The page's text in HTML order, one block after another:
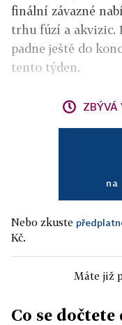
finální závazné
trhu fúzí a akvizic.
padne ještě do
tento týden.
ZBÝVÁ
na
Nebo zkuste
Kč.
Máte již
Co se dočtete